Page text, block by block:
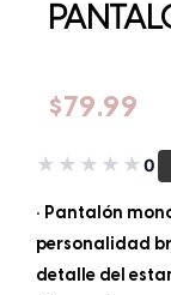
$79.99
★ ★ ★ ★ ★0
• Pantalón
personalidad
detalle del